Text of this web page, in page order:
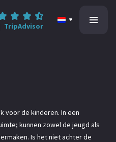
TripAdvisor
voor de kinderen. In een
kunnen zowel de jeugd als
Is het niet achter de